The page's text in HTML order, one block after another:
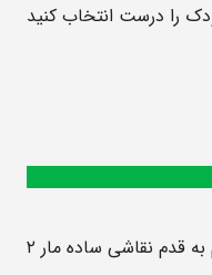
را درست انتخاب کنید
قدم نقاشی ساده مار ۲